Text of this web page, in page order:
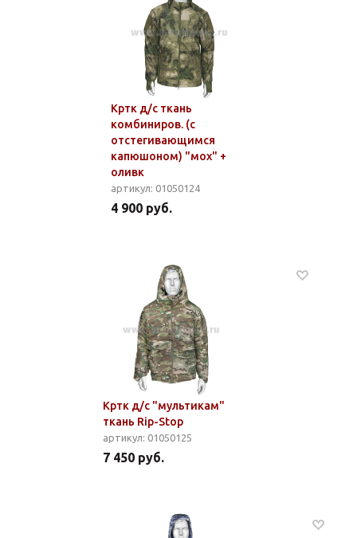
Кртк д/с ткань
комбиниров. (с
отстегивающимся
капюшоном) "мох" +
оливк
артикул: 01050124
4 900 руб.
Кртк д/с "мультикам"
ткань Rip-Stop
артикул: 01050125
7 450 руб.